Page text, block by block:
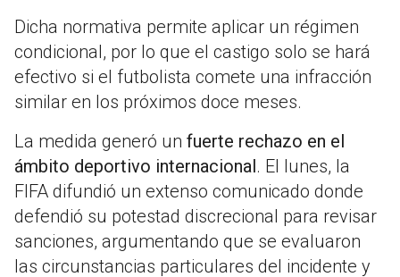
Dicha normativa permite aplicar un régimen
condicional, por lo que el castigo solo se hará
efectivo si el futbolista comete una infracción
similar en los próximos doce meses.
La medida generó un fuerte rechazo en el
ámbito deportivo internacional. El lunes, la
FIFA difundió un extenso comunicado donde
defendió su potestad discrecional para revisar
sanciones, argumentando que se evaluaron
las circunstancias particulares del incidente y